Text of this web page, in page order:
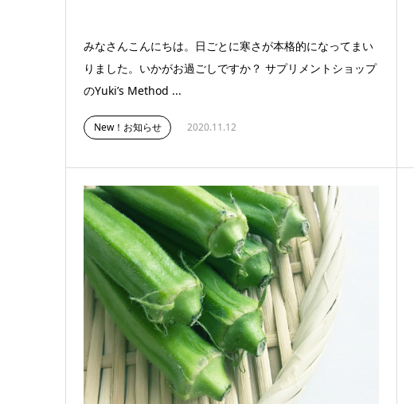
みなさんこんにちは。日ごとに寒さが本格的になってまい
りました。いかがお過ごしですか？ サプリメントショップ
のYuki’s Method ...
New！お知らせ 2020.11.12